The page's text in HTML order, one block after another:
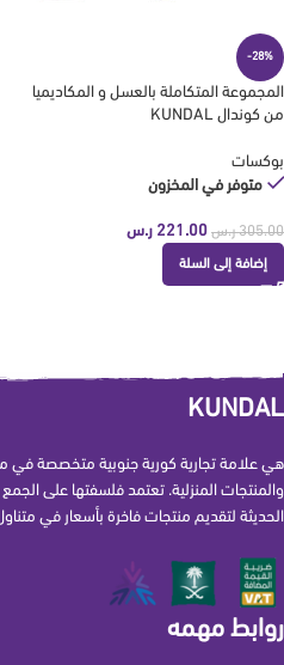
-28%
المجموعة المتكاملة بالعسل و المكاديميا
من كوندال KUNDAL
بوكسات
متوفر في المخزون
305.00 ر.س 221.00 ر.س
إضافة إلى السلة
KUNDAL
هي علامة تجارية كورية جنوبية متخصصة في
والمنتجات المنزلية. تعتمد فلسفتها على الجمع
الحديثة لتقديم منتجات فاخرة بأسعار في
روابط مهمه